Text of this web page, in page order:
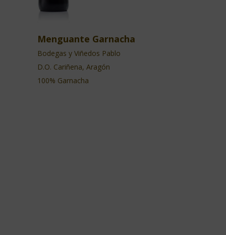
Menguante Garnacha
Bodegas y Viñedos Pablo
D.O. Cariñena, Aragón
100% Garnacha